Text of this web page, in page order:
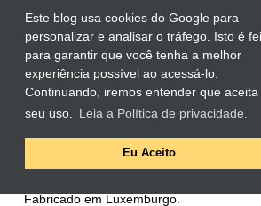
Este blog usa cookies do Google para
personalizar e analisar o tráfego. Isto é
para garantir que você tenha a melhor
experiência possível ao acessá-lo.
Continuando, iremos entender que aceita
seu uso.
Leia a Política de privacidade.
Eu Aceito
5) Essence - Into the Night:
Esmalte
partículas
(não são glitter!)
prata,
Moonlight. Eu SONHAVA com esse
perceber qual foi o meu preferido nessa
De acordo com fotos que vi na internet,
6) Essence - Spicy: Marrom escuro
é um pouquinho mais claro que o Vanda,
Fabricado em Luxemburgo.